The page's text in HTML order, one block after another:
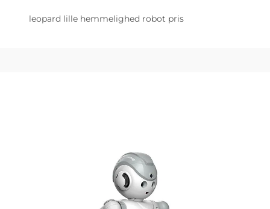
leopard lille hemmelighed robot pris